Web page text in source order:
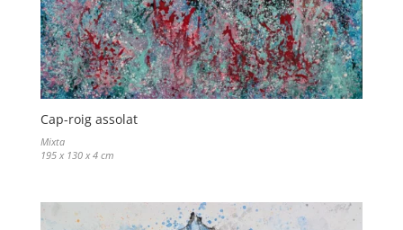
Cap-roig assolat
Mixta
195 x 130 x 4 cm